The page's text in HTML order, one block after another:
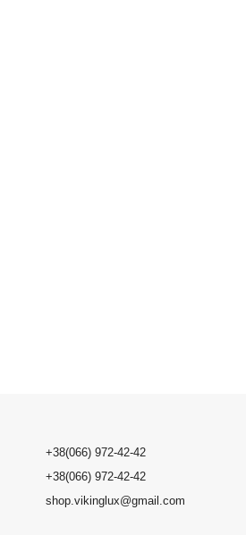
+38(066) 972-42-42
+38(066) 972-42-42
shop.vikinglux@gmail.com